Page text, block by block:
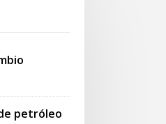
petróleo